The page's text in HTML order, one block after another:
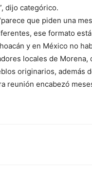
dijo categórico.
que piden una
ese formato
y en México no
locales de Morena,
originarios, además
reunión encabezó